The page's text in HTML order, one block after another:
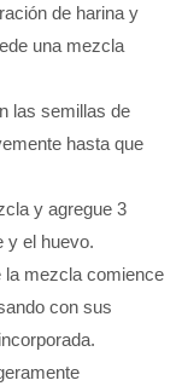
de harina y
una mezcla
las semillas de
hasta que
y agregue 3
y el huevo.
la mezcla comience
con sus